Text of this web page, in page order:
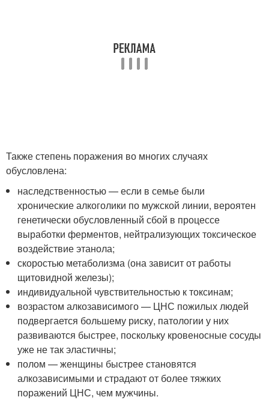
Также степень поражения во многих случаях
обусловлена:
наследственностью — если в семье были
хронические алкоголики по мужской линии, вероятен
генетически обусловленный сбой в процессе
выработки ферментов, нейтрализующих токсическое
воздействие этанола;
скоростью метаболизма (она зависит от работы
щитовидной железы);
индивидуальной чувствительностью к токсинам;
возрастом алкозависимого — ЦНС пожилых людей
подвергается большему риску, патологии у них
развиваются быстрее, поскольку кровеносные сосуды
уже не так эластичны;
полом — женщины быстрее становятся
алкозависимыми и страдают от более тяжких
поражений ЦНС, чем мужчины.